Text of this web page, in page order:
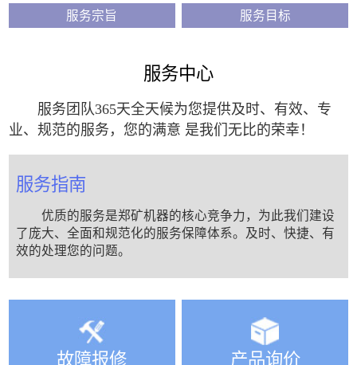
服务宗旨 服务目标
服务中心
服务团队365天全天候为您提供及时、有效、专
业、规范的服务，您的满意 是我们无比的荣幸！
服务指南
优质的服务是郑矿机器的核心竞争力，为此我们建设
了庞大、全面和规范化的服务保障体系。及时、快捷、有
效的处理您的问题。
故障报修 产品询价